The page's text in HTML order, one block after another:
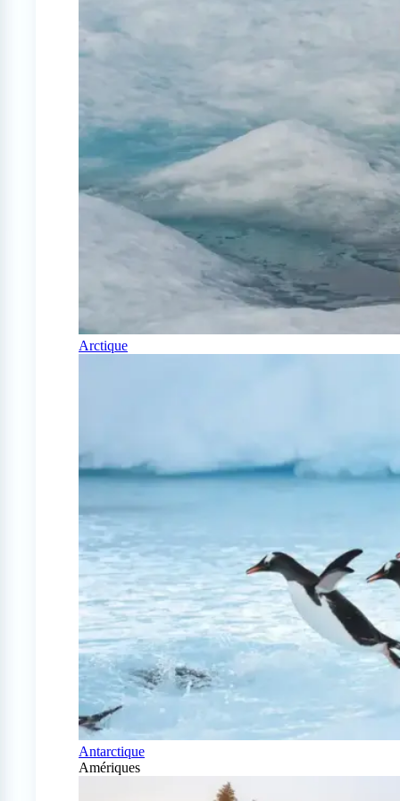
Arctique
Antarctique
Amériques